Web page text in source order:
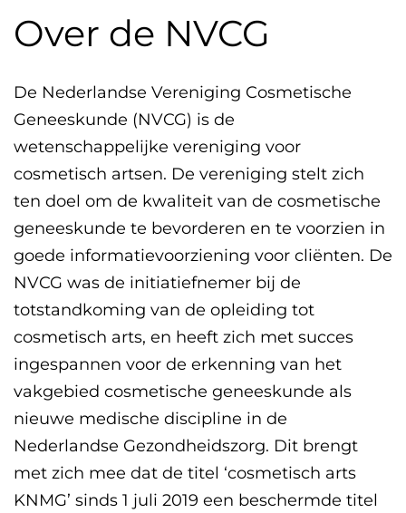
Over de NVCG
De Nederlandse Vereniging Cosmetische
Geneeskunde (NVCG) is de
wetenschappelijke vereniging voor
cosmetisch artsen. De vereniging stelt zich
ten doel om de kwaliteit van de cosmetische
geneeskunde te bevorderen en te voorzien in
goede informatievoorziening voor cliënten. De
NVCG was de initiatiefnemer bij de
totstandkoming van de opleiding tot
cosmetisch arts, en heeft zich met succes
ingespannen voor de erkenning van het
vakgebied cosmetische geneeskunde als
nieuwe medische discipline in de
Nederlandse Gezondheidszorg. Dit brengt
met zich mee dat de titel ‘cosmetisch arts
KNMG’ sinds 1 juli 2019 een beschermde titel